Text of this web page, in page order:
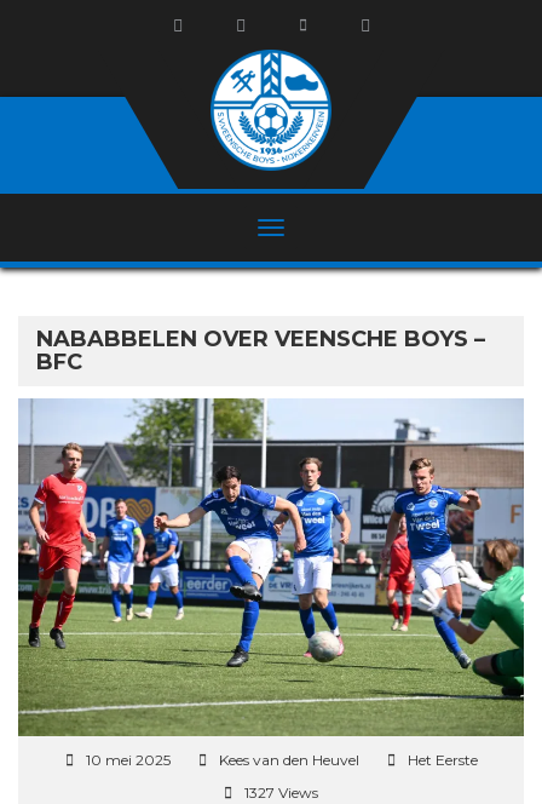
NABABBELEN OVER VEENSCHE BOYS –
BFC
10 mei 2025 Kees van den Heuvel
Het Eerste
1327 Views